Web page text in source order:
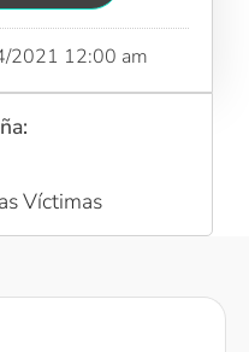
2021 12:00 am
Víctimas